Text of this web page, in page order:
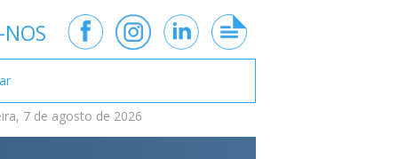
7 de agosto de 2026